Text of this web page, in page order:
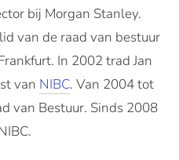
bij Morgan Stanley.
van de raad van bestuur
In 2002 trad Jan
van NIBC. Van 2004 tot
van Bestuur. Sinds 2008